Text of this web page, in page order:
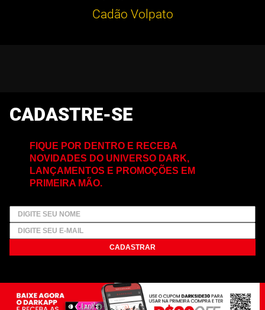
Cadão Volpato
CADASTRE-SE
FIQUE POR DENTRO E RECEBA
NOVIDADES DO UNIVERSO DARK,
LANÇAMENTOS E PROMOÇÕES EM
PRIMEIRA MÃO.
CADASTRAR